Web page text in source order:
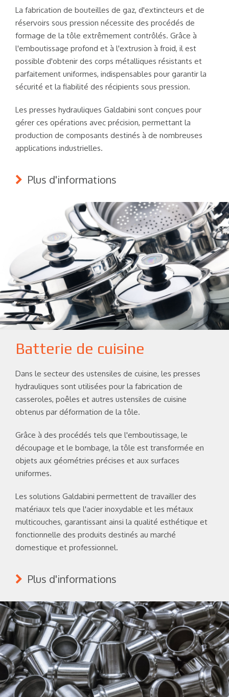
La fabrication de bouteilles de gaz, d'extincteurs et de
réservoirs sous pression nécessite des procédés de
formage de la tôle extrêmement contrôlés. Grâce à
l'emboutissage profond et à l'extrusion à froid, il est
possible d'obtenir des corps métalliques résistants et
parfaitement uniformes, indispensables pour garantir la
sécurité et la fiabilité des récipients sous pression.
Les presses hydrauliques Galdabini sont conçues pour
gérer ces opérations avec précision, permettant la
production de composants destinés à de nombreuses
applications industrielles.
Plus d'informations
Batterie de cuisine
Dans le secteur des ustensiles de cuisine, les presses
hydrauliques sont utilisées pour la fabrication de
casseroles, poêles et autres ustensiles de cuisine
obtenus par déformation de la tôle.
Grâce à des procédés tels que l'emboutissage, le
découpage et le bombage, la tôle est transformée en
objets aux géométries précises et aux surfaces
uniformes.
Les solutions Galdabini permettent de travailler des
matériaux tels que l'acier inoxydable et les métaux
multicouches, garantissant ainsi la qualité esthétique et
fonctionnelle des produits destinés au marché
domestique et professionnel.
Plus d'informations